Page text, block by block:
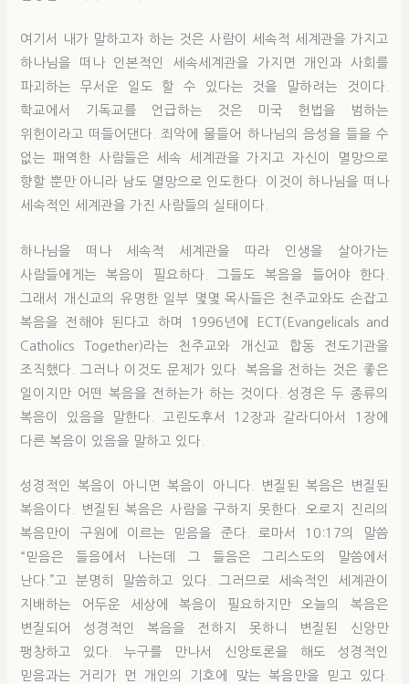
여기서 내가 말하고자 하는 것은 사람이 세속적 세계관을 가지고
하나님을 떠나 인본적인 세속세계관을 가지면 개인과 사회를
파괴하는 무서운 일도 할 수 있다는 것을 말하려는 것이다.
학교에서 기독교를 언급하는 것은 미국 헌법을 범하는
위헌이라고 떠들어댄다. 죄악에 물들어 하나님의 음성을 들을 수
없는 패역한 사람들은 세속 세계관을 가지고 자신이 멸망으로
향할 뿐만 아니라 남도 멸망으로 인도한다. 이것이 하나님을 떠나
세속적인 세계관을 가진 사람들의 실태이다.
하나님을 떠나 세속적 세계관을 따라 인생을 살아가는
사람들에게는 복음이 필요하다. 그들도 복음을 들어야 한다.
그래서 개신교의 유명한 일부 몇몇 목사들은 천주교와도 손잡고
복음을 전해야 된다고 하며 1996년에 ECT(Evangelicals and
Catholics Together)라는 천주교와 개신교 합동 전도기관을
조직했다. 그러나 이것도 문제가 있다. 복음을 전하는 것은 좋은
일이지만 어떤 복음을 전하는가 하는 것이다. 성경은 두 종류의
복음이 있음을 말한다. 고린도후서 12장과 갈라디아서 1장에
다른 복음이 있음을 말하고 있다.
성경적인 복음이 아니면 복음이 아니다. 변질된 복음은 변질된
복음이다. 변질된 복음은 사람을 구하지 못한다. 오로지 진리의
복음만이 구원에 이르는 믿음을 준다. 로마서 10:17의 말씀
“믿음은 들음에서 나는데 그 들음은 그리스도의 말씀에서
난다.”고 분명히 말씀하고 있다. 그러므로 세속적인 세계관이
지배하는 어두운 세상에 복음이 필요하지만 오늘의 복음은
변질되어 성경적인 복음을 전하지 못하니 변질된 신앙만
팽창하고 있다. 누구를 만나서 신앙토론을 해도 성경적인
믿음과는 거리가 먼 개인의 기호에 맞는 복음만을 믿고 있다.